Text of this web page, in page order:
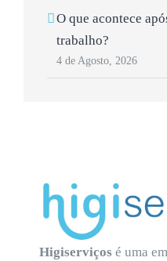
O que acontece
trabalho?
4 de Agosto, 2026
Higiserviços é uma